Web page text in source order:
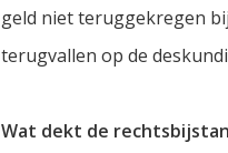
geld niet teruggekregen
terugvallen op de
Wat dekt de